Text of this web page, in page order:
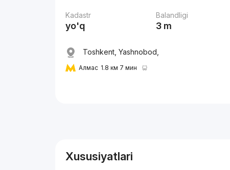
Kadastr
yo'q
Balandligi
3 m
Toshkent, Yashnobod,
Алмас 1.8 км 7 мин
Xususiyatlari